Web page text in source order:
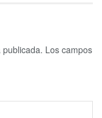
Los campos